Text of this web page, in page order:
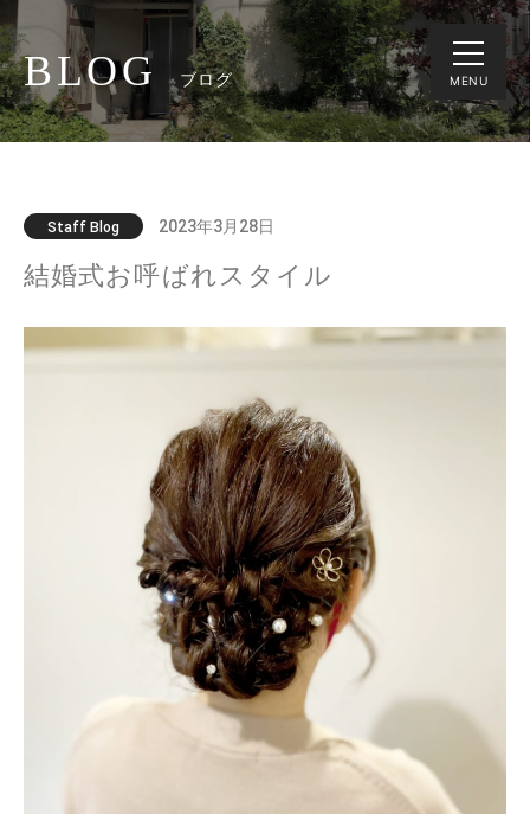
MENU
BLOG ブログ
Staff Blog 2023年3月28日
結婚式お呼ばれスタイル